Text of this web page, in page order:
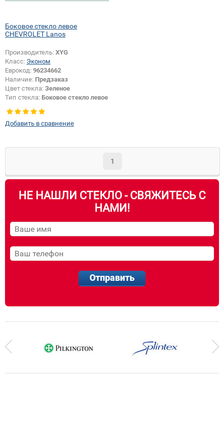
Боковое стекло левое
CHEVROLET Lanos
Производитель: XYG
Класс: Эконом
Еврокод: 96234662
Наличие: Предзаказ
Цвет стекла: Зеленое
Тип стекла: Боковое стекло левое
Добавить в сравнение
1
НЕ НАШЛИ СТЕКЛО - СВЯЖИТЕСЬ С
НАМИ!
Отправить